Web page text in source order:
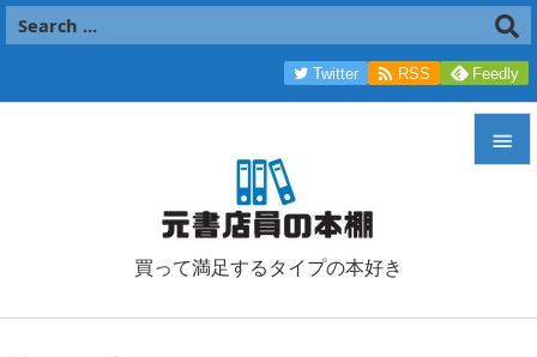
買って満足するタイプの本好き


Twitter  RSS Feedly